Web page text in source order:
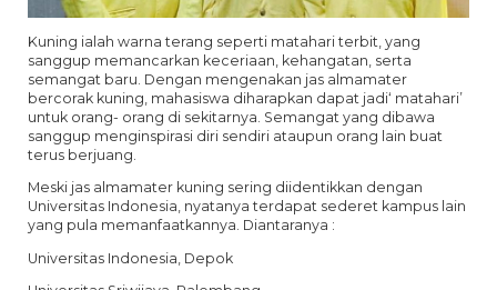
Kuning ialah warna terang seperti matahari terbit, yang
sanggup memancarkan keceriaan, kehangatan, serta
semangat baru. Dengan mengenakan jas almamater
bercorak kuning, mahasiswa diharapkan dapat jadi‘ matahari’
untuk orang- orang di sekitarnya. Semangat yang dibawa
sanggup menginspirasi diri sendiri ataupun orang lain buat
terus berjuang.
Meski jas almamater kuning sering diidentikkan dengan
Universitas Indonesia, nyatanya terdapat sederet kampus lain
yang pula memanfaatkannya. Diantaranya :
Universitas Indonesia, Depok